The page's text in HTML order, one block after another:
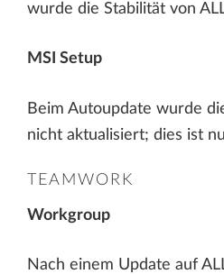
wurde die Stabilität von
MSI Setup
Beim Autoupdate wurde
nicht aktualisiert; dies ist
TEAMWORK
Workgroup
Nach einem Update auf